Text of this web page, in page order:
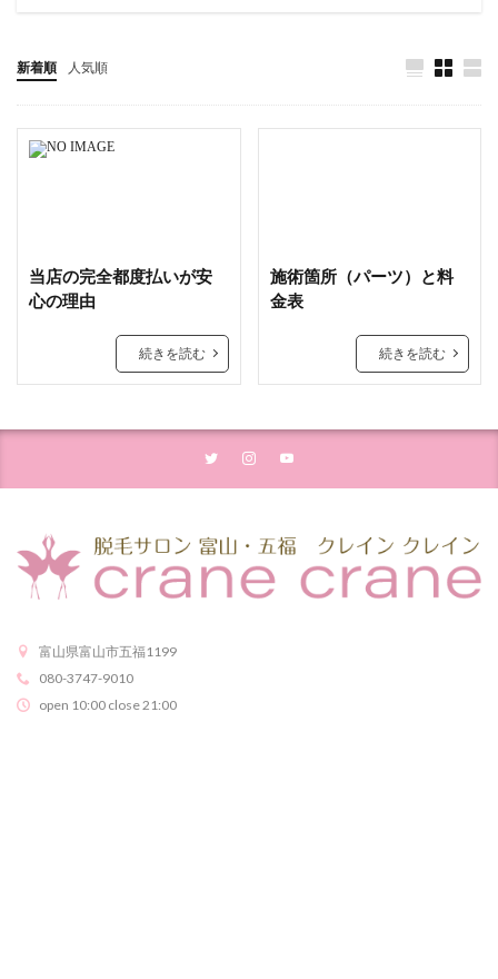
新着順 人気順
当店の完全都度払いが安
心の理由
続きを読む
施術箇所（パーツ）と料
金表
続きを読む
富山県富山市五福1199
080-3747-9010
open 10:00 close 21:00